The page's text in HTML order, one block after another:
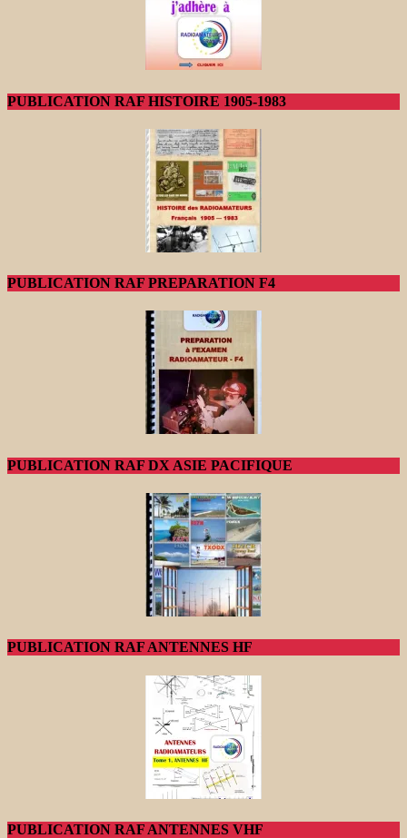
PUBLICATION RAF HISTOIRE 1905-1983
PUBLICATION RAF PREPARATION F4
PUBLICATION RAF DX ASIE PACIFIQUE
PUBLICATION RAF ANTENNES HF
PUBLICATION RAF ANTENNES VHF